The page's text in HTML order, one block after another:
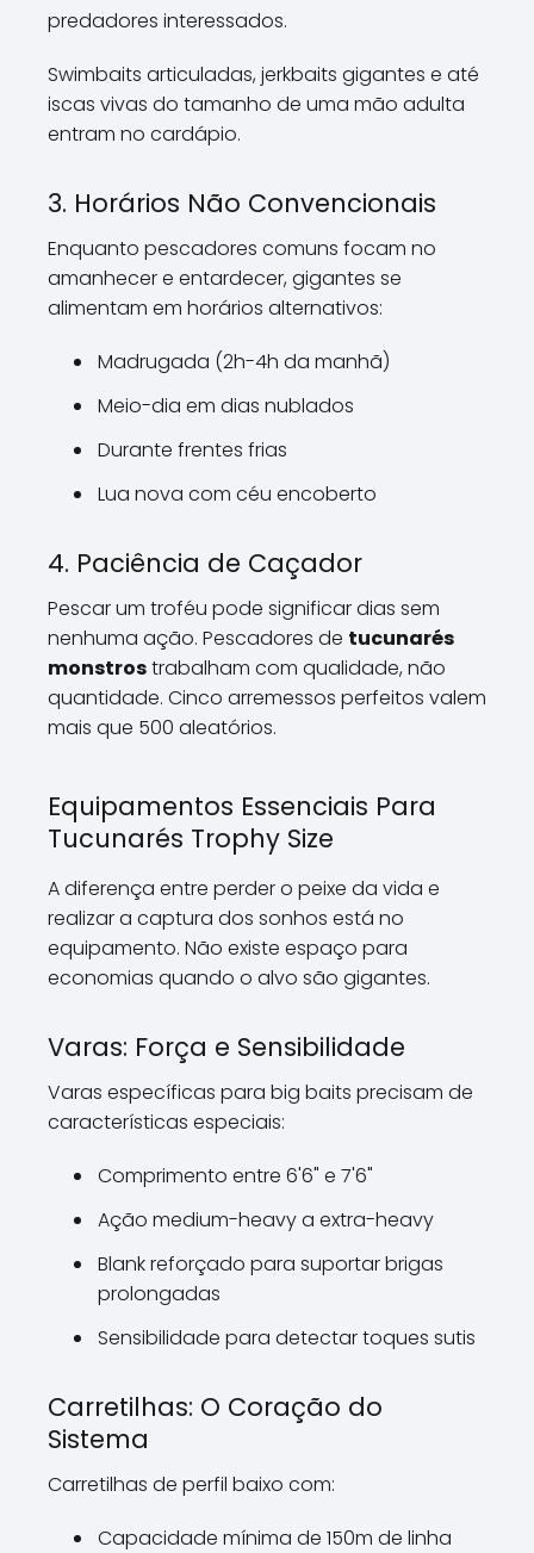
predadores interessados.
Swimbaits articuladas, jerkbaits gigantes e até
iscas vivas do tamanho de uma mão adulta
entram no cardápio.
3. Horários Não Convencionais
Enquanto pescadores comuns focam no
amanhecer e entardecer, gigantes se
alimentam em horários alternativos:
Madrugada (2h-4h da manhã)
Meio-dia em dias nublados
Durante frentes frias
Lua nova com céu encoberto
4. Paciência de Caçador
Pescar um troféu pode significar dias sem
nenhuma ação. Pescadores de tucunarés
monstrostrabalham com qualidade, não
quantidade. Cinco arremessos perfeitos valem
mais que 500 aleatórios.
Equipamentos Essenciais Para
Tucunarés Trophy Size
A diferença entre perder o peixe da vida e
realizar a captura dos sonhos está no
equipamento. Não existe espaço para
economias quando o alvo são gigantes.
Varas: Força e Sensibilidade
Varas específicas para big baits precisam de
características especiais:
Comprimento entre 6'6" e 7'6"
Ação medium-heavy a extra-heavy
Blank reforçado para suportar brigas
prolongadas
Sensibilidade para detectar toques sutis
Carretilhas: O Coração do
Sistema
Carretilhas de perfil baixo com:
Capacidade mínima de 150m de linha